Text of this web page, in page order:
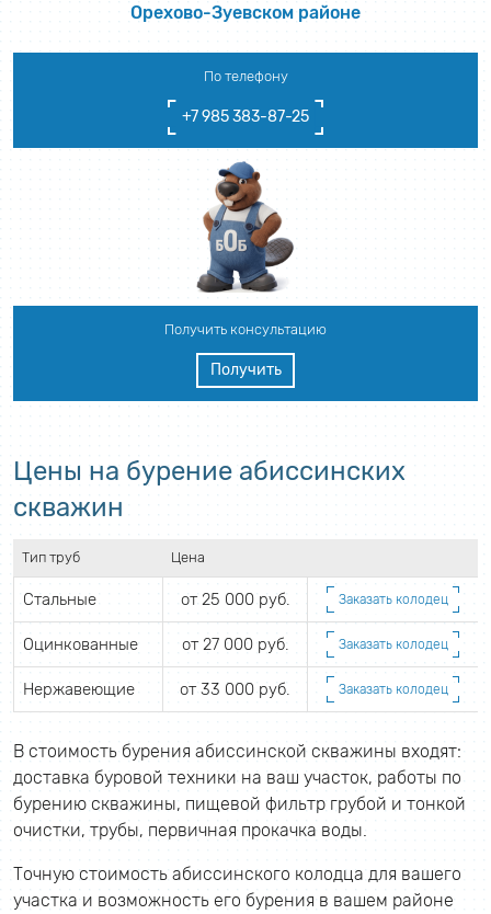
Орехово-Зуевском районе
По телефону
+7 985 383-87-25
Получить консультацию
Получить
Цены на бурение абиссинских
скважин
Тип труб Цена
Стальные от 25 000 руб. Заказать колодец
Оцинкованные от 27 000 руб. Заказать колодец
Нержавеющие от 33 000 руб. Заказать колодец
В стоимость бурения абиссинской скважины входят:
доставка буровой техники на ваш участок, работы по
бурению скважины, пищевой фильтр грубой и тонкой
очистки, трубы, первичная прокачка воды.
Точную стоимость абиссинского колодца для вашего
участка и возможность его бурения в вашем районе